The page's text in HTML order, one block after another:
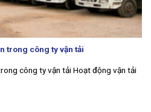
trong công ty vận tải
công ty vận tải Hoạt động vận tải